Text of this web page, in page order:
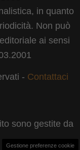
in quanto
Non può
ai sensi
- Contattaci
sono gestite da
Gestione preferenze cookie